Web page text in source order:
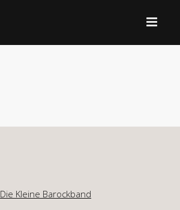
Die Kleine Barockband